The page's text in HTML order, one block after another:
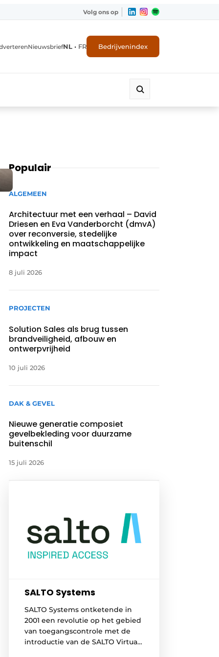
Volg ons op
NieuwsbriefNL • FR Bedrijvenindex
Populair
ALGEMEEN
Architectuur met een verhaal – David
Driesen en Eva Vanderborcht (dmvA)
over reconversie, stedelijke
ontwikkeling en maatschappelijke
impact
8 juli 2026
PROJECTEN
Solution Sales als brug tussen
brandveiligheid, afbouw en
ontwerpvrijheid
10 juli 2026
DAK & GEVEL
Nieuwe generatie composiet
gevelbekleding voor duurzame
buitenschil
15 juli 2026
SALTO Systems
SALTO Systems ontketende in
2001 een revolutie op het gebied
van toegangscontrole met de
introductie van de SALTO Virtual